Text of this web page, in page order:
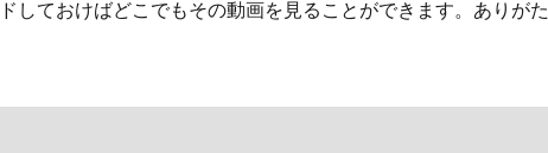
しておけばどこでもその動画を見ることができます。ありがた